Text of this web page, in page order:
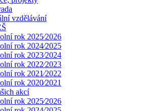
vzdělávání
rok 2025⁄2026
rok 2024⁄2025
rok 2023⁄2024
rok 2022⁄2023
rok 2021⁄2022
rok 2020⁄2021
akcí
rok 2025⁄2026